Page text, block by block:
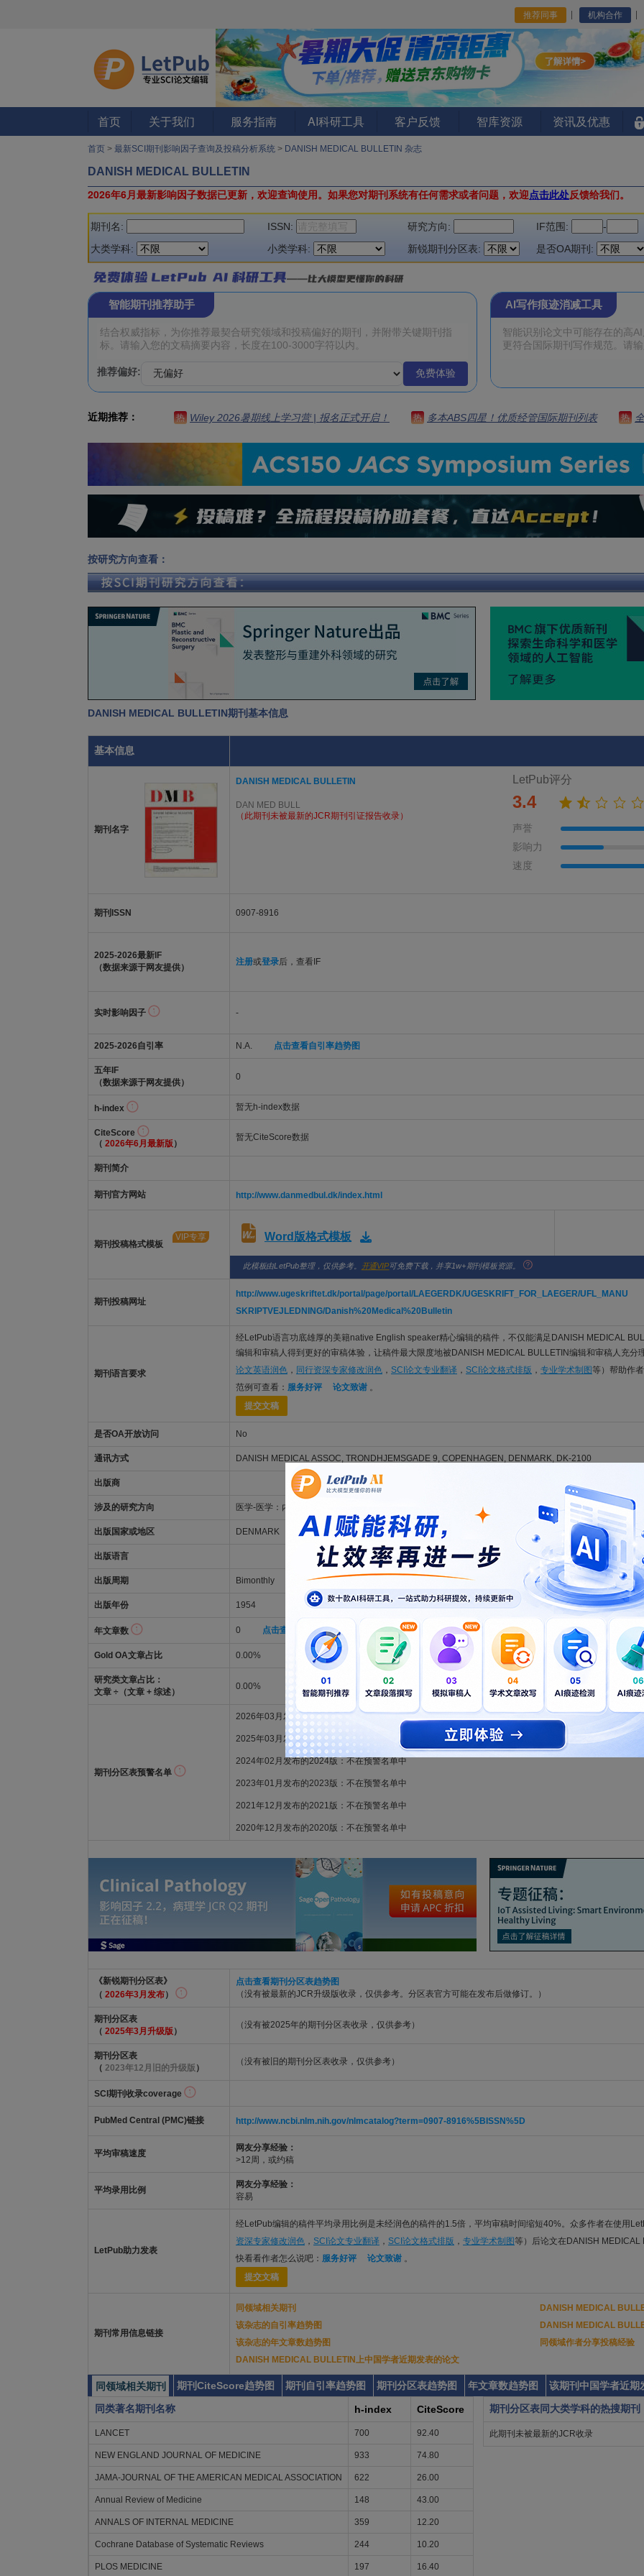
推荐同事 机构合作
首页 关于我们 服务指南 AI科研工具 客户反馈 智库资源 资讯及优惠
首页 > 最新SCI期刊影响因子查询及投稿分析系统 > DANISH MEDICAL BULLETIN 杂志
DANISH MEDICAL BULLETIN
2026年6月最新影响因子数据已更新，欢迎查询使用。 如果您对期刊系统有任何需求或者问题，欢迎点击此处反馈给我们。
期刊名: ISSN: 研究方向: IF范围:
-
大类学科:
小类学科: 新锐期刊分区表: 是否OA期刊:
智能期刊推荐助手
推荐偏好: 免费体验
AI写作痕迹消减工具
近期推荐： 热 Wiley 2026暑期线上学习营 | 报名正式开启！ 热 多本ABS四星！优质经管国际期刊列表 热
按研究方向查看：
DANISH MEDICAL BULLETIN期刊基本信息
基本信息
期刊名字
DANISH MEDICAL BULLETIN
DAN MED BULL
（此期刊未被最新的JCR期刊引证报告收录）
LetPub评分
3.4
声誉
影响力
速度
期刊ISSN 0907-8916
2025-2026最新IF
（数据来源于网友提供）
注册或登录后，查看IF
实时影响因子 -
2025-2026自引率 N.A. 点击查看自引率趋势图
五年IF
（数据来源于网友提供）
0
h-index 暂无h-index数据
CiteScore
（ 2026年6月最新版 ）
暂无CiteScore数据
期刊简介
期刊官方网站 http://www.danmedbul.dk/index.html
期刊投稿格式模板
VIP专享 Word版格式模板
此模板由LetPub整理，仅供参考。 开通VIP可免费下载，并享1w+期刊模板资源。
期刊投稿网址
http://www.ugeskriftet.dk/portal/page/portal/LAEGERDK/UGESKRIFT_FOR_LAEGER/UFL_MANU
SKRIPTVEJLEDNING/Danish%20Medical%20Bulletin
期刊语言要求
经LetPub语言功底雄厚的美籍native English speaker精心编辑的稿件，不仅能满足DANISH MEDICAL
编辑和审稿人得到更好的审稿体验，让稿件最大限度地被DANISH MEDICAL BULLETIN编辑和审稿人充
论文英语润色 ， 同行资深专家修改润色 ， SCI论文专业翻译 ， SCI论文格式排版 ， 专业学术制图等）帮助作
范例可查看： 服务好评 论文致谢 。
提交文稿
是否OA开放访问 No
通讯方式 DANISH MEDICAL ASSOC, TRONDHJEMSGADE 9, COPENHAGEN, DENMARK, DK-2100
出版商
涉及的研究方向 医学-医学：内科
出版国家或地区 DENMARK
出版语言
出版周期 Bimonthly
出版年份 1954
年文章数 0 点击查看年文章数趋势图
Gold OA文章占比 0.00%
研究类文章占比：
文章 ÷（文章 + 综述）
0.00%
期刊分区表预警名单
2026年03月发布的新锐学术版：不在预警名单中
2025年03月发布的2025版：不在预警名单中
2024年02月发布的2024版：不在预警名单中
2023年01月发布的2023版：不在预警名单中
2021年12月发布的2021版：不在预警名单中
2020年12月发布的2020版：不在预警名单中
《新锐期刊分区表》
（ 2026年3月发布）
点击查看期刊分区表趋势图
（没有被最新的JCR升级版收录，仅供参考。分区表官方可能在发布后做修订。）
期刊分区表
（ 2025年3月升级版 ）
（没有被2025年的期刊分区表收录，仅供参考）
期刊分区表
（ 2023年12月旧的升级版 ）
（没有被旧的期刊分区表收录，仅供参考）
SCI期刊收录coverage
PubMed Central (PMC)链接 http://www.ncbi.nlm.nih.gov/nlmcatalog?term=0907-8916%5BISSN%5D
平均审稿速度
网友分享经验：
>12周，或约稿
平均录用比例
网友分享经验：
容易
LetPub助力发表
经LetPub编辑的稿件平均录用比例是未经润色的稿件的1.5倍，平均审稿时间缩短40%。众多作者在使用
资深专家修改润色 ， SCI论文专业翻译 ， SCI论文格式排版 ， 专业学术制图等）后论文在DANISH MEDICAL
快看看作者怎么说吧： 服务好评 论文致谢 。
提交文稿
期刊常用信息链接
同领域相关期刊
DANISH MEDICAL
该杂志的自引率趋势图
DANISH MEDICAL
该杂志的年文章数趋势图
同领域作者分享投稿经验
DANISH MEDICAL BULLETIN上中国学者近期发表的论文
同领域相关期刊 期刊CiteScore趋势图 期刊自引率趋势图 期刊分区表趋势图 年文章数趋势图
该期刊中国学者近期
同类著名期刊名称
h-index CiteScore
LANCET 700 92.40
NEW ENGLAND JOURNAL OF MEDICINE 933 74.80
JAMA-JOURNAL OF THE AMERICAN MEDICAL ASSOCIATION 622 26.00
Annual Review of Medicine 148 43.00
ANNALS OF INTERNAL MEDICINE 359 12.20
Cochrane Database of Systematic Reviews 244 10.20
PLOS MEDICINE 197 16.40
期刊分区表同大类学科的热搜期刊
此期刊未被最新的JCR收录